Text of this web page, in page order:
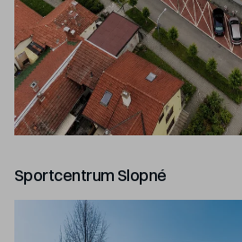
Sportcentrum Slopné